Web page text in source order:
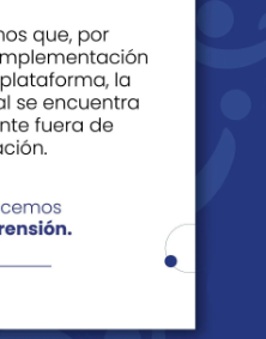
Directorio Servicios En Línea